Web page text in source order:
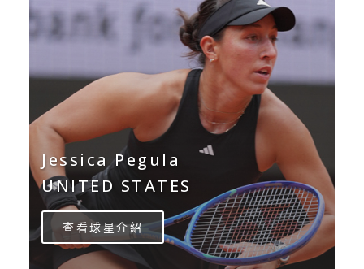
Jessica Pegula
UNITED STATES
查看球星介紹